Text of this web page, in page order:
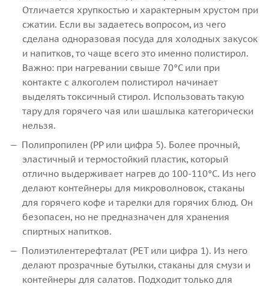
Отличается хрупкостью и характерным хрустом при
сжатии. Если вы задаетесь вопросом, из чего
сделана одноразовая посуда для холодных закусок
и напитков, то чаще всего это именно полистирол.
Важно: при нагревании свыше 70°C или при
контакте с алкоголем полистирол начинает
выделять токсичный стирол. Использовать такую
тару для горячего чая или шашлыка категорически
нельзя.
Полипропилен (PP или цифра 5). Более прочный,
эластичный и термостойкий пластик, который
отлично выдерживает нагрев до 100-110°C. Из него
делают контейнеры для микроволновок, стаканы
для горячего кофе и тарелки для горячих блюд. Он
безопасен, но не предназначен для хранения
спиртных напитков.
Полиэтилентерефталат (PET или цифра 1). Из него
делают прозрачные бутылки, стаканы для смузи и
контейнеры для салатов. Подходит только для